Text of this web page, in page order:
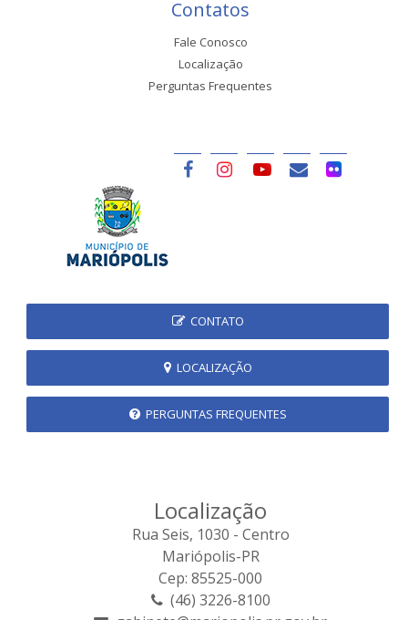
Contatos
Fale Conosco
Localização
Perguntas Frequentes
CONTATO
LOCALIZAÇÃO
PERGUNTAS FREQUENTES
Localização
Rua Seis, 1030 - Centro
Mariópolis-PR
Cep: 85525-000
(46) 3226-8100